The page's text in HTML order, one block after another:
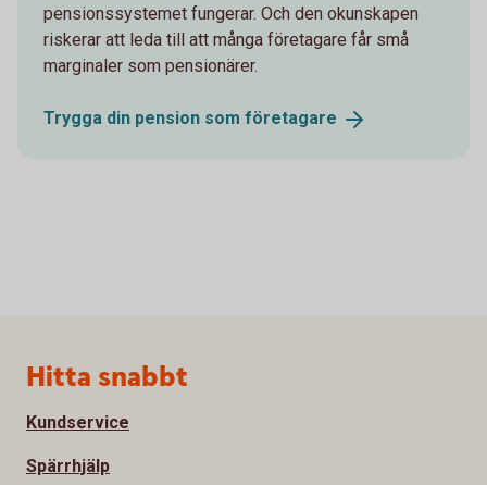
pensionssystemet fungerar. Och den okunskapen
riskerar att leda till att många företagare får små
marginaler som pensionärer.
Trygga din pension som företagare
Sidfot
Hitta snabbt
Kundservice
Spärrhjälp